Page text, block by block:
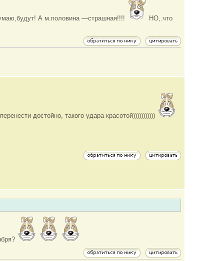
А м.половина —страшная!!!!
НО,.что
достойно, такого удара красотой)))))))))))